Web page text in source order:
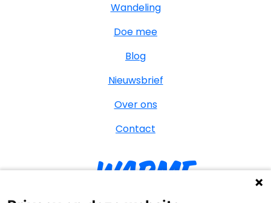
Wandeling
Doe mee
Blog
Nieuwsbrief
Over ons
Contact
Warme